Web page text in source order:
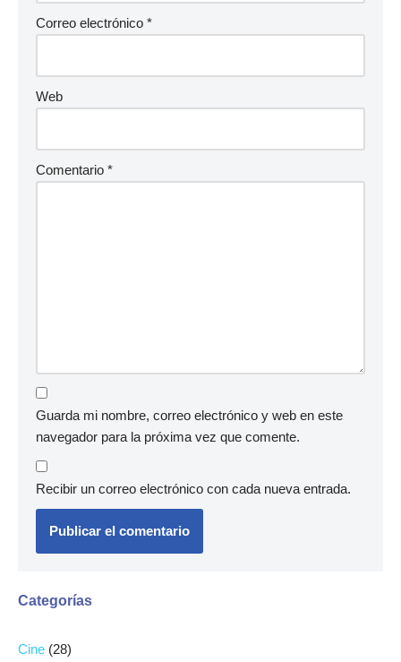
Correo electrónico *
Web
Comentario *
Guarda mi nombre, correo electrónico y web en este
navegador para la próxima vez que comente.
Recibir un correo electrónico con cada nueva entrada.
Categorías
Cine (28)